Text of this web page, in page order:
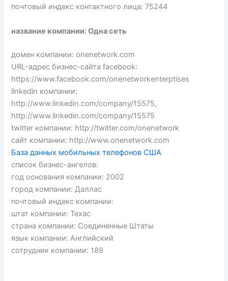
почтовый индекс контактного лица: 75244
название компании: Одна сеть
домен компании: onenetwork.com
URL-адрес бизнес-сайта facebook:
https://www.facebook.com/onenetworkenterptises
linkedin компании:
http://www.linkedin.com/company/15575,
http://www.linkedin.com/company/15575
twitter компании: http://twitter.com/onenetwork
сайт компании: http://www.onenetwork.com
База данных мобильных телефонов США
список бизнес-ангелов:
год основания компании: 2002
город компании: Даллас
почтовый индекс компании:
штат компании: Техас
страна компании: Соединенные Штаты
язык компании: Английский
сотрудник компании: 189